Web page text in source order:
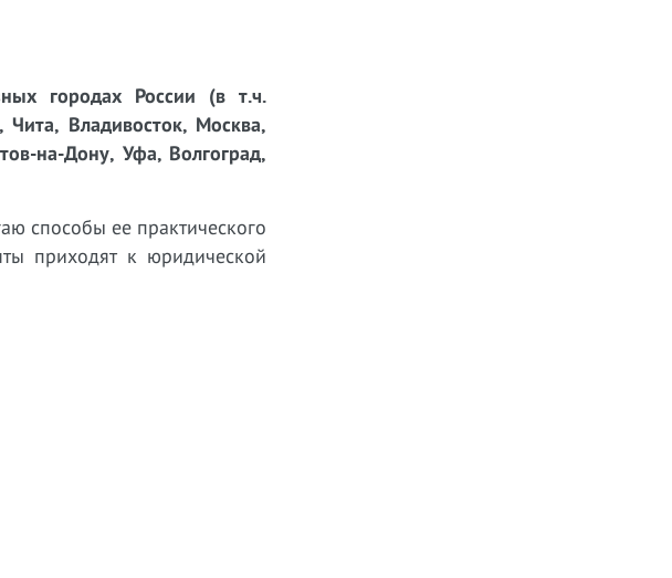
городах России (в т.ч.
Владивосток, Москва,
на-Дону, Уфа, Волгоград,
способы ее практического
приходят к юридической